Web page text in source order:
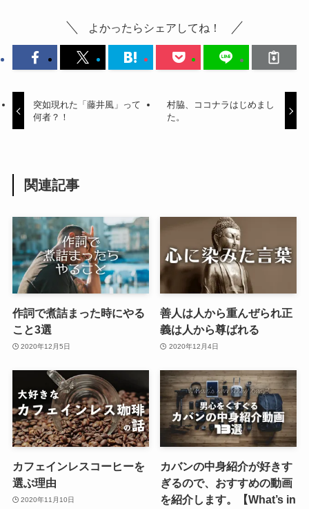
よかったらシェアしてね！
突如現れた「藤井風」って
何者？！
村脇、ココナラはじめまし
た。
関連記事
作詞で煮詰まった時にやる
こと3選
2020年12月5日
善人は人から重んぜられ正
義は人から尊ばれる
2020年12月4日
カフェインレスコーヒーを
選ぶ理由
2020年11月10日
カバンの中身紹介が好きす
ぎるので、おすすめの動画
を紹介します。【What’s in